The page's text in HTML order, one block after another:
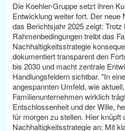
Die Koehler-Gruppe setzt ihren
Entwicklung weiter fort. Der neue
das Berichtsjahr 2025 zeigt: Trotz
Rahmenbedingungen treibt das
Nachhaltigkeitsstrategie
dokumentiert transparent den
bis 2030 und macht zentrale
Handlungsfeldern sichtbar. "In
angespannten Umfeld, wie
Familienunternehmen wirklich
Entschlossenheit und der Wille,
für morgen zu stellen. Hier knüpft
Nachhaltigkeitsstrategie an: Mit